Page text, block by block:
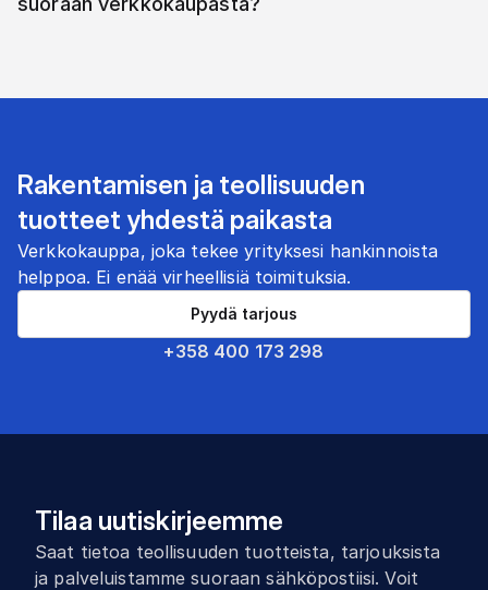
Rakentamisen ja teollisuuden
tuotteet yhdestä paikasta
Verkkokauppa, joka tekee yrityksesi hankinnoista
helppoa. Ei enää virheellisiä toimituksia.
+358 400 173 298
Pyydä tarjous
Tilaa uutiskirjeemme
Saat tietoa teollisuuden tuotteista, tarjouksista
ja palveluistamme suoraan sähköpostiisi. Voit